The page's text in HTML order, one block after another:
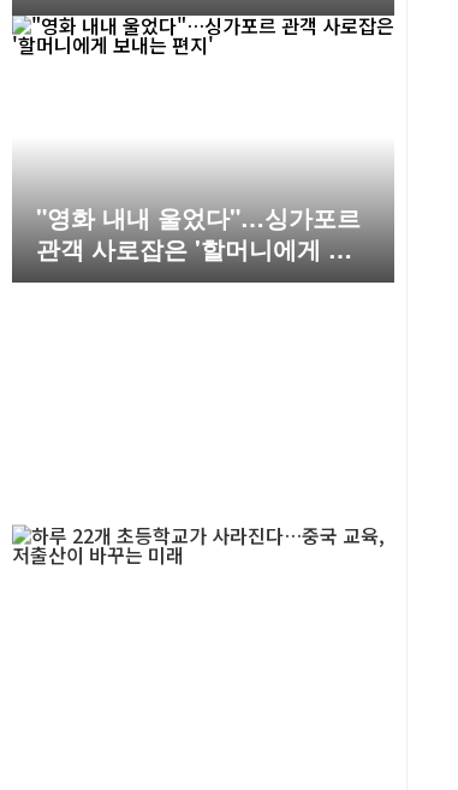
"영화 내내 울었다"…싱가포르
관객 사로잡은 '할머니에게 보
내는 편지'